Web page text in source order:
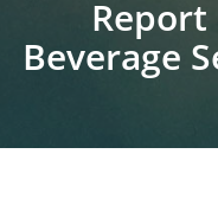
Report
Beverage